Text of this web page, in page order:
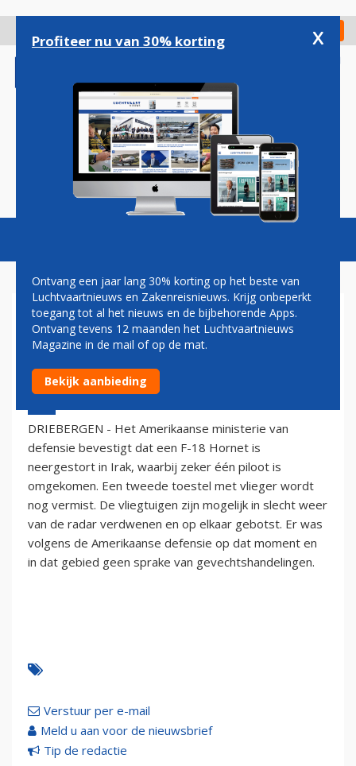
gaan
Check in
Magazine Podcasts Vacatures
AMERIKAANSE HORNET
STORT NEER IN IRAK (VIDEO)
3 mei 2005 - 2:00
DRIEBERGEN - Het Amerikaanse ministerie van
defensie bevestigt dat een F-18 Hornet is
neergestort in Irak, waarbij zeker één piloot is
omgekomen. Een tweede toestel met vlieger wordt
nog vermist. De vliegtuigen zijn mogelijk in slecht weer
van de radar verdwenen en op elkaar gebotst. Er was
volgens de Amerikaanse defensie op dat moment en
in dat gebied geen sprake van gevechtshandelingen.
Verstuur per e-mail
Meld u aan voor de nieuwsbrief
Tip de redactie
Profiteer nu van 30% korting x
Ontvang een jaar lang 30% korting op het beste van
Luchtvaartnieuws en Zakenreisnieuws. Krijg onbeperkt
toegang tot al het nieuws en de bijbehorende Apps.
Ontvang tevens 12 maanden het Luchtvaartnieuws
Magazine in de mail of op de mat.
Bekijk aanbieding